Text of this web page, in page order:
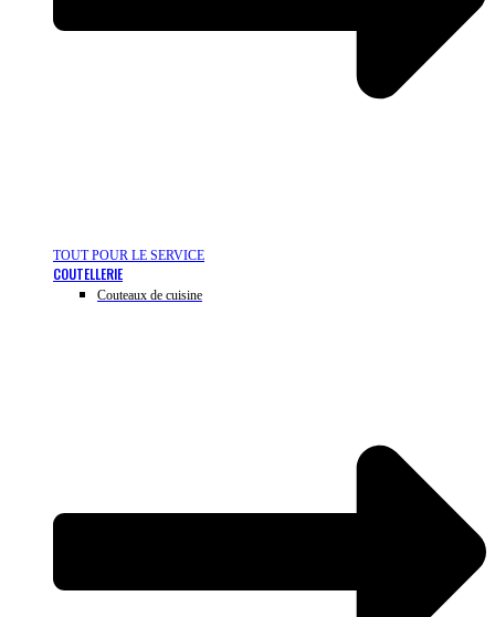
TOUT POUR LE SERVICE
COUTELLERIE
Couteaux de cuisine